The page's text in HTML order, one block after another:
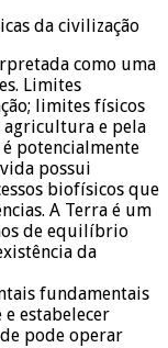
da civilização
como uma
Limites
limites físicos
e pela
potencialmente
possui
biofísicos que
A Terra é um
de equilíbrio
da
fundamentais
estabelecer
pode operar